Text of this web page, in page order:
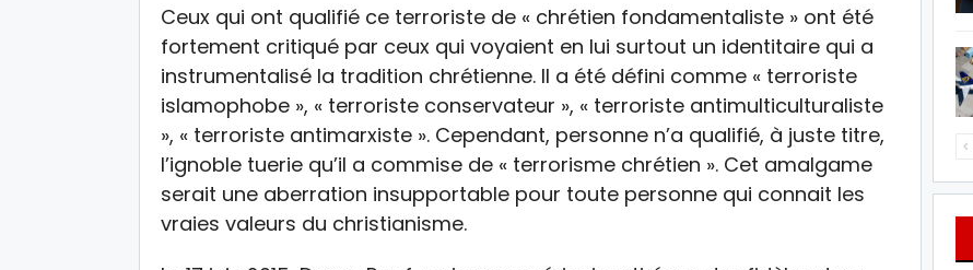
Ceux qui ont qualifié ce terroriste de « chrétien fondamentaliste » ont été
fortement critiqué par ceux qui voyaient en lui surtout un identitaire qui a
instrumentalisé la tradition chrétienne. Il a été défini comme « terroriste
islamophobe », « terroriste conservateur », « terroriste antimulticulturaliste
», « terroriste antimarxiste ». Cependant, personne n’a qualifié, à juste titre,
l’ignoble tuerie qu’il a commise de « terrorisme chrétien ». Cet amalgame
serait une aberration insupportable pour toute personne qui connait les
vraies valeurs du christianisme.